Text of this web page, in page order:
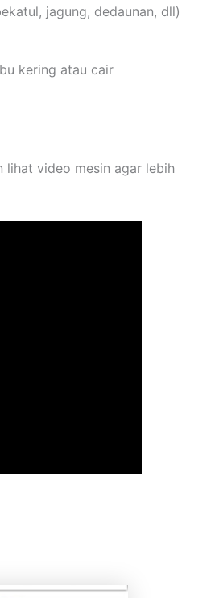
jagung, dedaunan, dll)
kering atau cair
lihat video mesin agar lebih